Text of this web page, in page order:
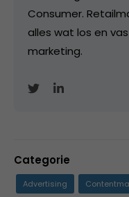
Consumer.
alles wat los en
marketing.
Categorie
Advertising